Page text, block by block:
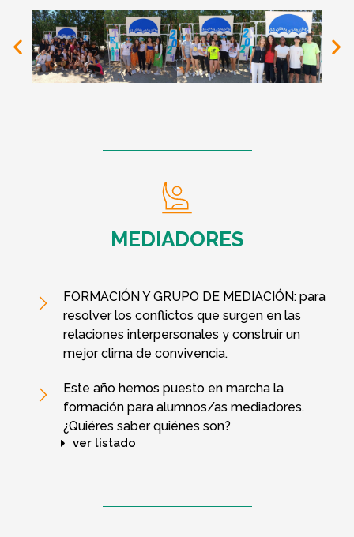
MEDIADORES
FORMACIÓN Y GRUPO DE MEDIACIÓN: para
resolver los conflictos que surgen en las
relaciones interpersonales y construir un
mejor clima de convivencia. ​
Este año hemos puesto en marcha la
formación para alumnos/as mediadores.
¿Quiéres saber quiénes son?
ver listado